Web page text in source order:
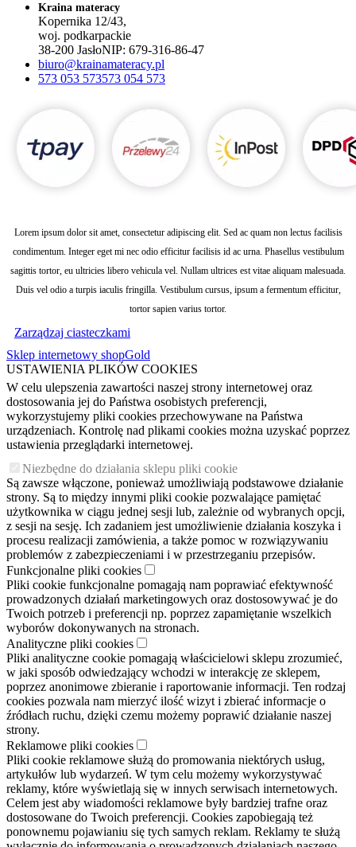
Kraina materacy
Kopernika 12/43,
woj. podkarpackie
38-200 JasłoNIP: 679-316-86-47
biuro@krainamateracy.pl
573 053 573573 054 573
Lorem ipsum dolor sit amet, consectetur adipiscing elit. Sed ac quam non lectus facilisis
condimentum. Integer eget mi nec odio efficitur facilisis id ac urna. Phasellus vestibulum
sagittis tortor, eu ultricies libero vehicula vel. Nullam ultrices est vitae aliquam malesuada.
Duis vel odio a turpis iaculis fringilla. Vestibulum cursus, ipsum a fermentum efficitur,
tortor sapien varius tortor.
Zarządzaj ciasteczkami
Sklep internetowy shopGold
USTAWIENIA PLIKÓW COOKIES
W celu ulepszenia zawartości naszej strony internetowej oraz
dostosowania jej do Państwa osobistych preferencji,
wykorzystujemy pliki cookies przechowywane na Państwa
urządzeniach. Kontrolę nad plikami cookies można uzyskać poprzez
ustawienia przeglądarki internetowej.
Niezbędne do działania sklepu pliki cookie
Są zawsze włączone, ponieważ umożliwiają podstawowe działanie
strony. Są to między innymi pliki cookie pozwalające pamiętać
użytkownika w ciągu jednej sesji lub, zależnie od wybranych opcji,
z sesji na sesję. Ich zadaniem jest umożliwienie działania koszyka i
procesu realizacji zamówienia, a także pomoc w rozwiązywaniu
problemów z zabezpieczeniami i w przestrzeganiu przepisów.
Funkcjonalne pliki cookies
Pliki cookie funkcjonalne pomagają nam poprawiać efektywność
prowadzonych działań marketingowych oraz dostosowywać je do
Twoich potrzeb i preferencji np. poprzez zapamiętanie wszelkich
wyborów dokonywanych na stronach.
Analityczne pliki cookies
Pliki analityczne cookie pomagają właścicielowi sklepu zrozumieć,
w jaki sposób odwiedzający wchodzi w interakcję ze sklepem,
poprzez anonimowe zbieranie i raportowanie informacji. Ten rodzaj
cookies pozwala nam mierzyć ilość wizyt i zbierać informacje o
źródłach ruchu, dzięki czemu możemy poprawić działanie naszej
strony.
Reklamowe pliki cookies
Pliki cookie reklamowe służą do promowania niektórych usług,
artykułów lub wydarzeń. W tym celu możemy wykorzystywać
reklamy, które wyświetlają się w innych serwisach internetowych.
Celem jest aby wiadomości reklamowe były bardziej trafne oraz
dostosowane do Twoich preferencji. Cookies zapobiegają też
ponownemu pojawianiu się tych samych reklam. Reklamy te służą